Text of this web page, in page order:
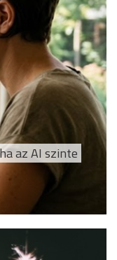
az AI szinte